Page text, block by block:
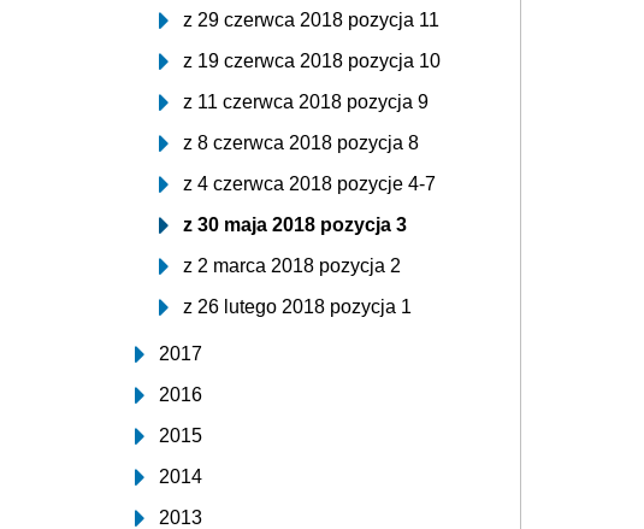
z 29 czerwca 2018 pozycja 11
z 19 czerwca 2018 pozycja 10
z 11 czerwca 2018 pozycja 9
z 8 czerwca 2018 pozycja 8
z 4 czerwca 2018 pozycje 4-7
z 30 maja 2018 pozycja 3
z 2 marca 2018 pozycja 2
z 26 lutego 2018 pozycja 1
2017
2016
2015
2014
2013